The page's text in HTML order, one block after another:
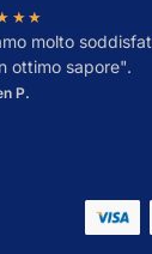
molto
ottimo sapore".
P.